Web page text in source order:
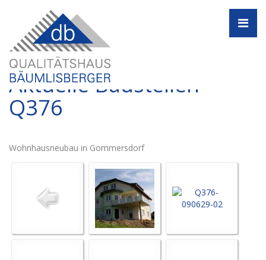
Aktuelle Baustellen -
Q376
Wohnhausneubau in Gommersdorf